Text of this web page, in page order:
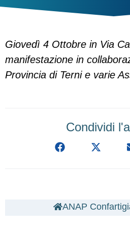
Giovedì 4 Ottobre in Via
manifestazione in
Provincia di Terni e varie
Condividi
ANAP